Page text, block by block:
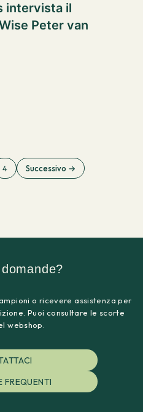
intervista il
Peter van
4 Successivo →
o ricevere assistenza per
Puoi consultare le scorte
webshop.
FREQUENTI